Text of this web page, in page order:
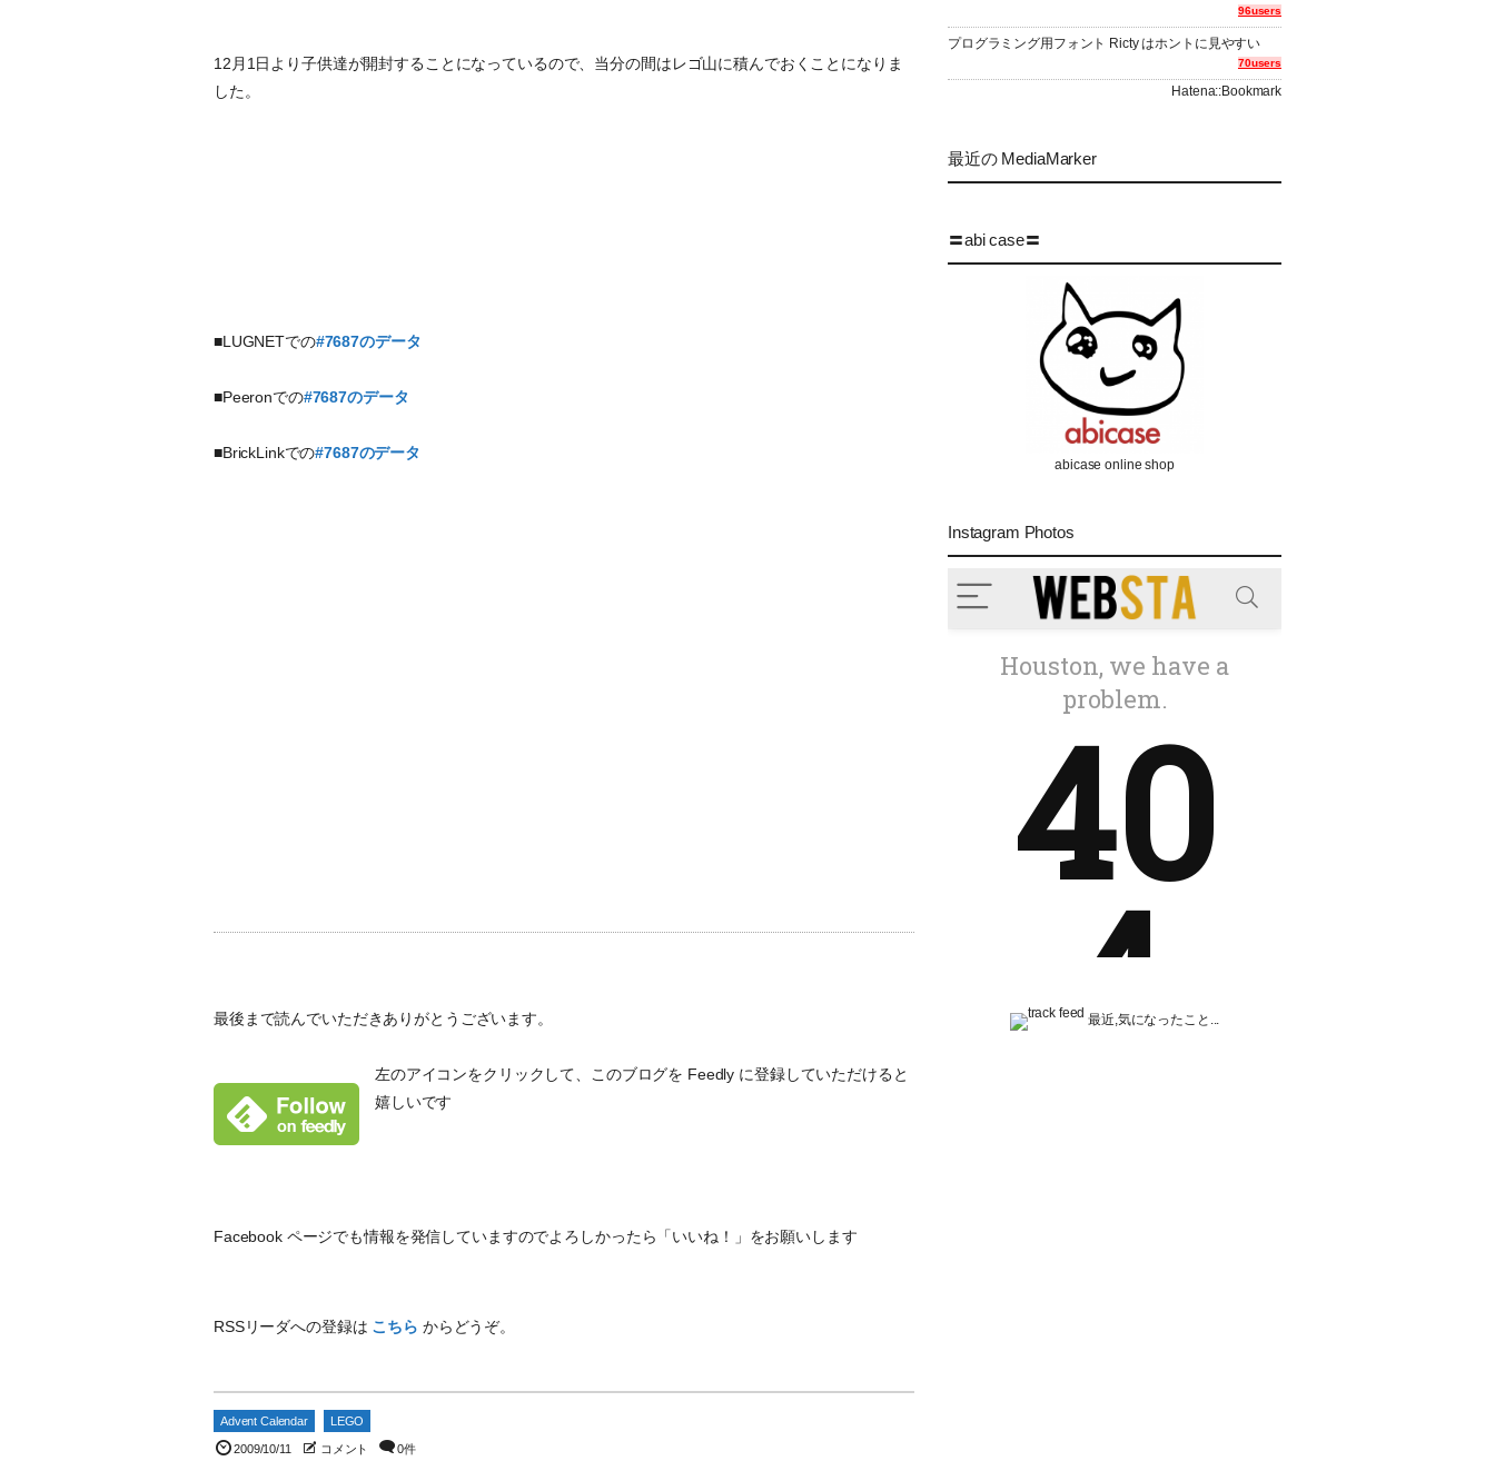
12月1日より子供達が開封することになっているので、当分の間はレゴ山に積んでおくことになりま
した。
■LUGNETでの#7687のデータ
■Peeronでの#7687のデータ
■BrickLinkでの#7687のデータ
最後まで読んでいただきありがとうございます。
左のアイコンをクリックして、このブログを Feedly に登録していただけると
嬉しいです
Facebook ページでも情報を発信していますのでよろしかったら「いいね！」をお願いします
RSSリーダへの登録は こちら からどうぞ。
Advent Calendar LEGO
2009/10/11 コメント 0件
96users
プログラミング用フォント Ricty はホントに見やすい
70users
Hatena::Bookmark
最近の MediaMarker
〓abi case〓
abicase online shop
Instagram Photos
最近,気になったこと...